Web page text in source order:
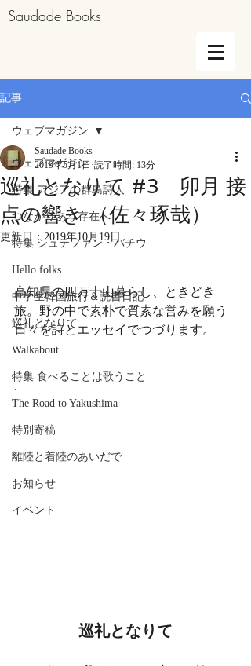
Saudade Books
記事
ウェブマガジン
特集 アジアの群島詩人
つながりあう存在へ
特集 シュテファン・バチウ
Hello folks
中学生韓国旅行＆読書日記
巡礼となりて
Walkabout
特集 食べることは歌うこと
The Road to Yakushima
特別寄稿
離陸と着陸のあいだで
お知らせ
イベント
ウェブマガジン
巡礼となりて #3 卯月 接
点の響き （佐々琢哉）
Saudade Books
2019年5月1日 読了時間: 13分
更新日： 2019年10月19日
高知県の四万十山暮らし、ときどき
旅。野の中で素朴で質素な営みを願う
日々を詩とエッセイでつづります。
.
巡礼となりて